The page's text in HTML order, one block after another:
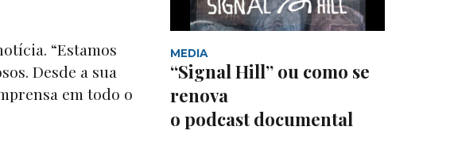
“Estamos
Desde a sua
em todo o
MEDIA
“Signal Hill” ou como se
renova
o podcast documental